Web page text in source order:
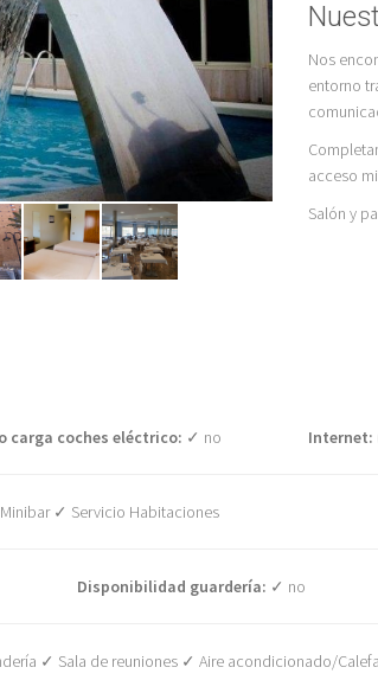
Nos
entorno
acceso
Salón y
carga coches eléctrico: ✓ no Internet:
✓ Servicio Habitaciones
Disponibilidad guardería: ✓ no
✓ Sala de reuniones ✓ Aire acondicionado/